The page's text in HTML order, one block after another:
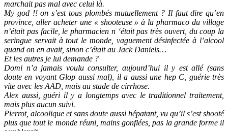
marchait pas mal avec celui là.
My god !! on s’est tous plombés mutuellement ? Il faut dire qu’en
province, aller acheter une « shooteuse » à la pharmaco du village
n’était pas facile, le pharmacien n ‘était pas très ouvert, du coup la
seringue servait à tout le monde, vaguement désinfectée à l’alcool
quand on en avait, sinon c’était au Jack Daniels…
Et les autres je lui demande ?
Domi n’a jamais voulu consulter, aujourd’hui il y est allé (sans
doute en voyant Glop aussi mal), il a aussi une hep C, guérie très
vite avec les AAD, mais au stade de cirrhose.
Alex aussi, guéri il y a longtemps avec le traditionnel traitement,
mais plus aucun suivi.
Pierrot, alcoolique et sans doute aussi hépatant, vu qu’il s’est shooté
plus que tout le monde réuni, mains gonflées, pas la grande forme il